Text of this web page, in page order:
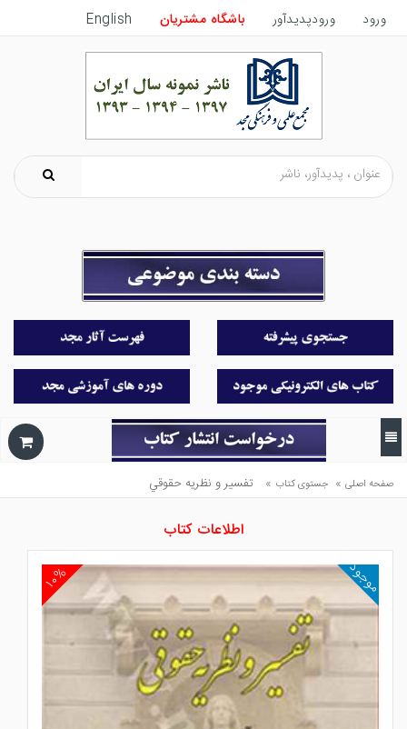
ورود ورودپدیدآور باشگاه مشتریان English
صفحه اصلی » جستوی کتاب » تفسير و نظريه حقوقي
اطلاعات کتاب
۱۰% موجود